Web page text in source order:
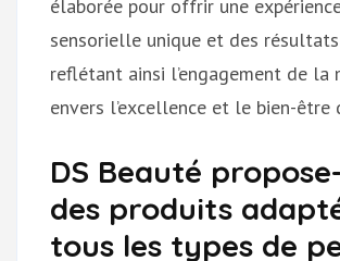
élaborée pour offrir une
sensorielle unique et des
reflétant ainsi l’engagement de la
envers l’excellence et le bien-être
DS Beauté
des produits
tous les types de